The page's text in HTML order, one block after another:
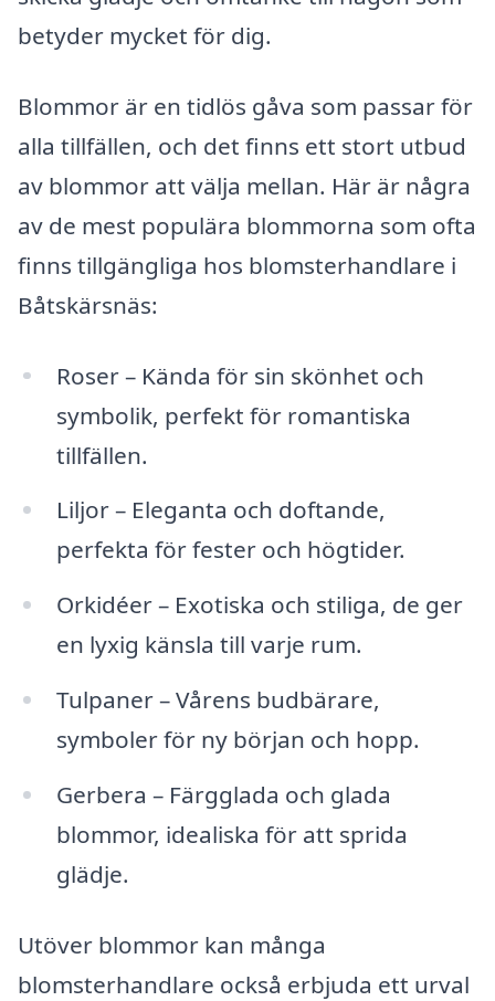
betyder mycket för dig.
Blommor är en tidlös gåva som passar för
alla tillfällen, och det finns ett stort utbud
av blommor att välja mellan. Här är några
av de mest populära blommorna som ofta
finns tillgängliga hos blomsterhandlare i
Båtskärsnäs:
Roser – Kända för sin skönhet och
symbolik, perfekt för romantiska
tillfällen.
Liljor – Eleganta och doftande,
perfekta för fester och högtider.
Orkidéer – Exotiska och stiliga, de ger
en lyxig känsla till varje rum.
Tulpaner – Vårens budbärare,
symboler för ny början och hopp.
Gerbera – Färgglada och glada
blommor, idealiska för att sprida
glädje.
Utöver blommor kan många
blomsterhandlare också erbjuda ett urval